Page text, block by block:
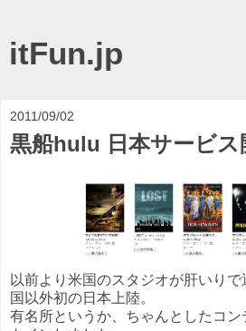
itFun.jp
2011/09/02
黒船hulu 日本サービス
以前より米国のスタジオが肝いり
国以外初の日本上陸。
有名所というか、ちゃんとしたコ